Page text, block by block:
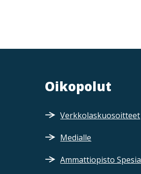
Oikopolut
Verkkolaskuosoitteet
Medialle
Ammattiopisto Spesia